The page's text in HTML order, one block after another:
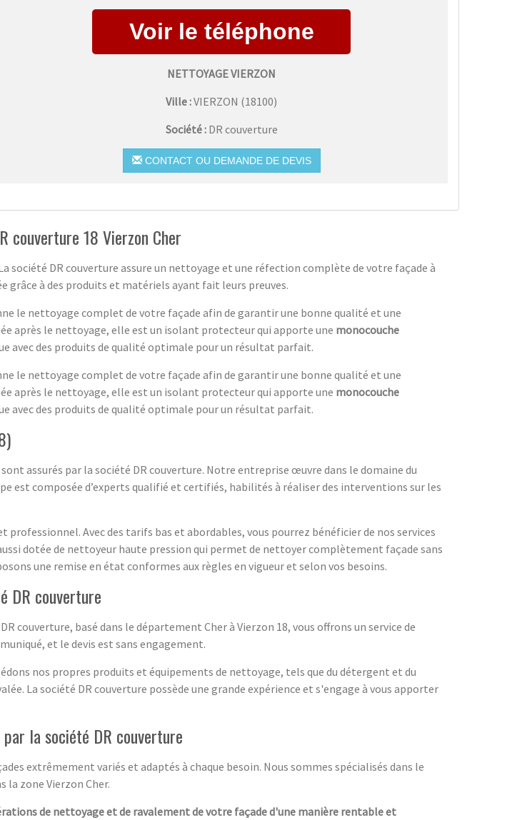
NETTOYAGE VIERZON
Ville :VIERZON (18100)
Société : DR couverture
CONTACT OU DEMANDE DE DEVIS
couverture 18 Vierzon Cher
société DR couverture assure un nettoyage et une réfection complète de votre façade à
grâce à des produits et matériels ayant fait leurs preuves.
le nettoyage complet de votre façade afin de garantir une bonne qualité et une
après le nettoyage, elle est un isolant protecteur qui apporte une monocouche
avec des produits de qualité optimale pour un résultat parfait.
le nettoyage complet de votre façade afin de garantir une bonne qualité et une
après le nettoyage, elle est un isolant protecteur qui apporte une monocouche
avec des produits de qualité optimale pour un résultat parfait.
sont assurés par la société DR couverture. Notre entreprise œuvre dans le domaine du
est composée d’experts qualifié et certifiés, habilités à réaliser des interventions sur les
professionnel. Avec des tarifs bas et abordables, vous pourrez bénéficier de nos services
dotée de nettoyeur haute pression qui permet de nettoyer complètement façade sans
une remise en état conformes aux règles en vigueur et selon vos besoins.
DR couverture
couverture, basé dans le département Cher à Vierzon 18, vous offrons un service de
et le devis est sans engagement.
nos propres produits et équipements de nettoyage, tels que du détergent et du
La société DR couverture possède une grande expérience et s'engage à vous apporter
la société DR couverture
extrêmement variés et adaptés à chaque besoin. Nous sommes spécialisés dans le
la zone Vierzon Cher.
de nettoyage et de ravalement de votre façade d'une manière rentable et